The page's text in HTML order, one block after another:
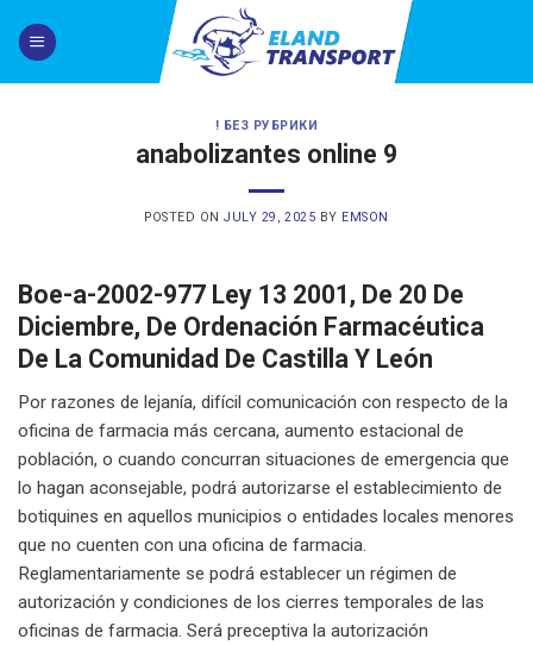
! БЕЗ РУБРИКИ
anabolizantes online 9
POSTED ONJULY 29, 2025 BY EMSON
Boe-a-2002-977 Ley 13 2001, De 20 De
Diciembre, De Ordenación Farmacéutica
De La Comunidad De Castilla Y León
Por razones de lejanía, difícil comunicación con respecto de la
oficina de farmacia más cercana, aumento estacional de
población, o cuando concurran situaciones de emergencia que
lo hagan aconsejable, podrá autorizarse el establecimiento de
botiquines en aquellos municipios o entidades locales menores
que no cuenten con una oficina de farmacia.
Reglamentariamente se podrá establecer un régimen de
autorización y condiciones de los cierres temporales de las
oficinas de farmacia. Será preceptiva la autorización